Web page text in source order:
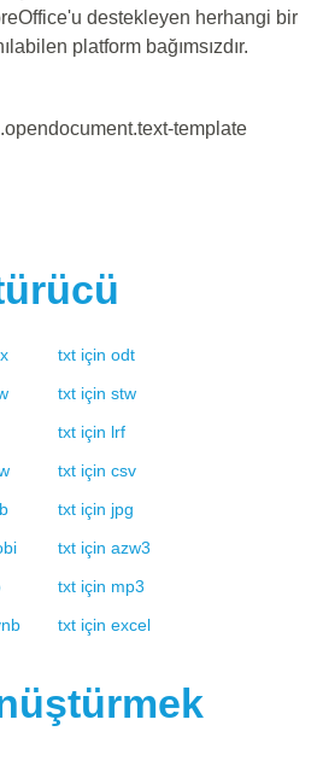
destekleyen herhangi bir
platform bağımsızdır.
template
txt için odt
txt için stw
txt için lrf
txt için csv
txt için jpg
txt için azw3
txt için mp3
txt için excel